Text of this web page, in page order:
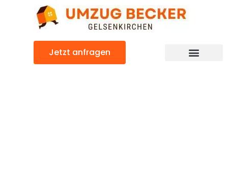
Jetzt anfragen